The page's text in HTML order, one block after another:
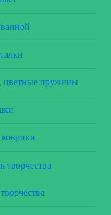
цветные пружины
творчества